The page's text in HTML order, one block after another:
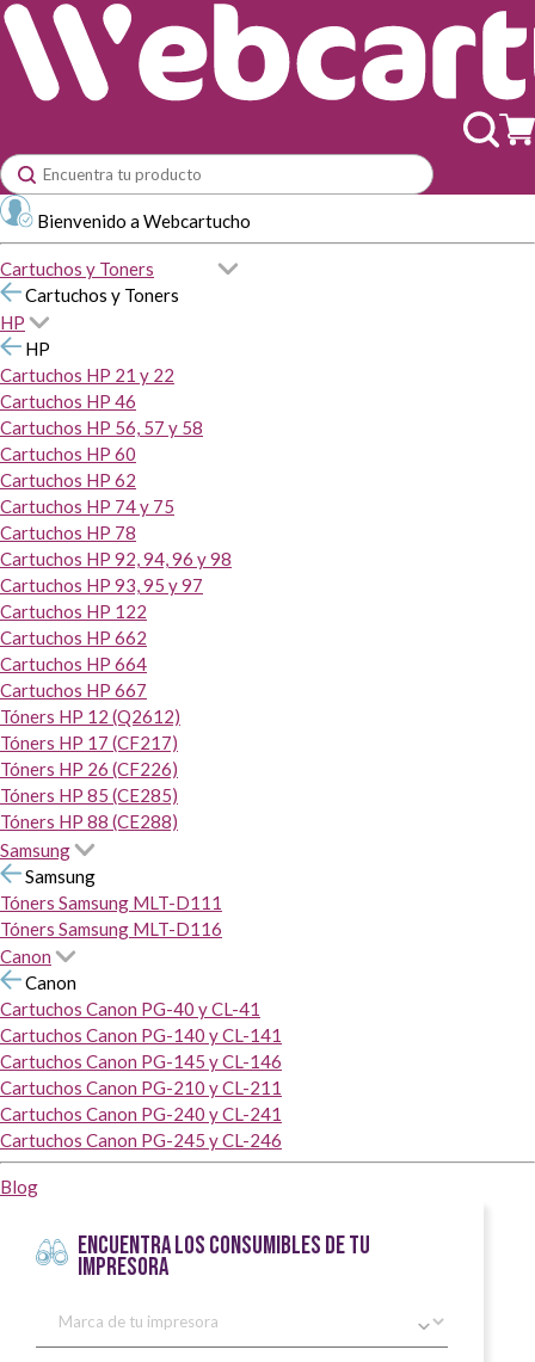
Bienvenido a Webcartucho
Cartuchos y Toners
Cartuchos y Toners
HP
HP
Cartuchos HP 21 y 22
Cartuchos HP 46
Cartuchos HP 56, 57 y 58
Cartuchos HP 60
Cartuchos HP 62
Cartuchos HP 74 y 75
Cartuchos HP 78
Cartuchos HP 92, 94, 96 y 98
Cartuchos HP 93, 95 y 97
Cartuchos HP 122
Cartuchos HP 662
Cartuchos HP 664
Cartuchos HP 667
Tóners HP 12 (Q2612)
Tóners HP 17 (CF217)
Tóners HP 26 (CF226)
Tóners HP 85 (CE285)
Tóners HP 88 (CE288)
Samsung
Samsung
Tóners Samsung MLT-D111
Tóners Samsung MLT-D116
Canon
Canon
Cartuchos Canon PG-40 y CL-41
Cartuchos Canon PG-140 y CL-141
Cartuchos Canon PG-145 y CL-146
Cartuchos Canon PG-210 y CL-211
Cartuchos Canon PG-240 y CL-241
Cartuchos Canon PG-245 y CL-246
Blog
ENCUENTRA LOS CONSUMIBLES DE TU
IMPRESORA